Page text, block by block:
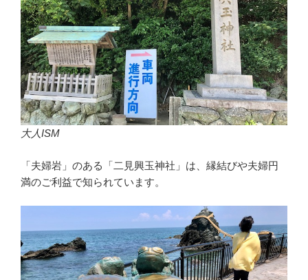
大人ISM
「夫婦岩」のある「二見興玉神社」は、縁結びや夫婦円
満のご利益で知られています。